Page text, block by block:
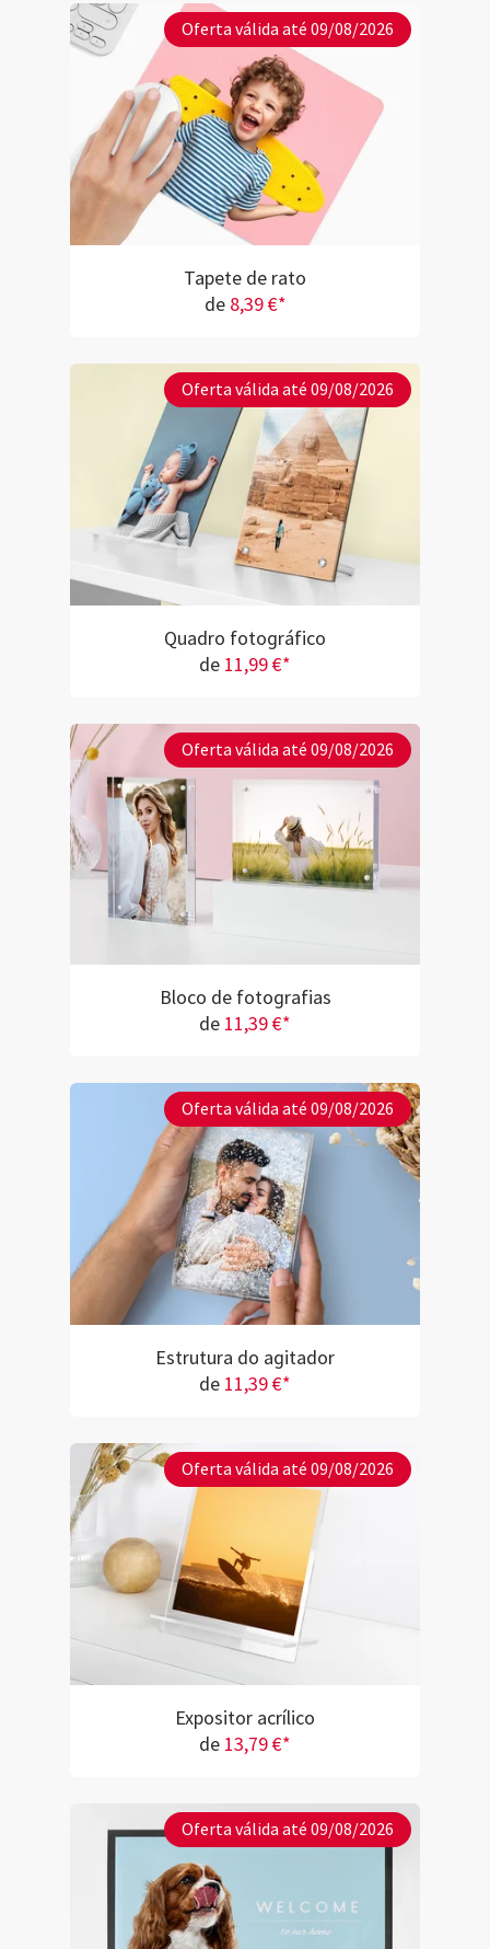
Oferta válida até 09/08/2026
Tapete de rato
de 8,39 €*
Oferta válida até 09/08/2026
Quadro fotográfico
de 11,99 €*
Oferta válida até 09/08/2026
Bloco de fotografias
de 11,39 €*
Oferta válida até 09/08/2026
Estrutura do agitador
de 11,39 €*
Oferta válida até 09/08/2026
Expositor acrílico
de 13,79 €*
Oferta válida até 09/08/2026